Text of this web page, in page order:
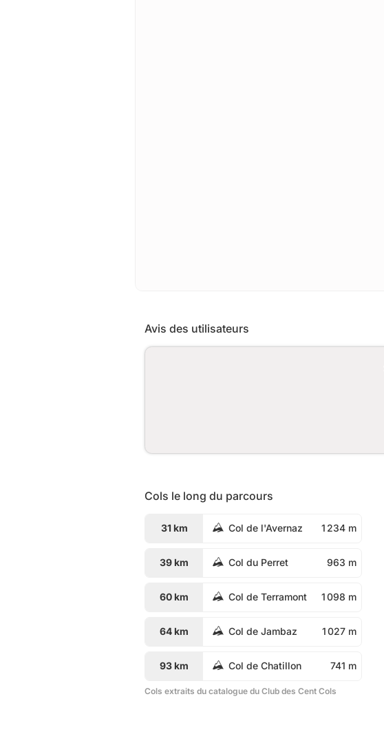
Avis des utilisateurs
Cols le long du parcours
31 km Col de l'Avernaz 1 234 m
39 km Col du Perret 963 m
60 km Col de Terramont 1 098 m
64 km Col de Jambaz 1 027 m
93 km Col de Chatillon 741 m
Cols extraits du catalogue du Club des Cent Cols